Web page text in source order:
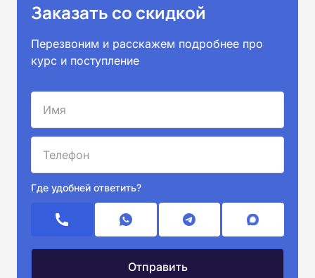
Заказать со скидкой
Перезвоним и расскажем подробнее про
курс и поступление
Где удобней ответить?